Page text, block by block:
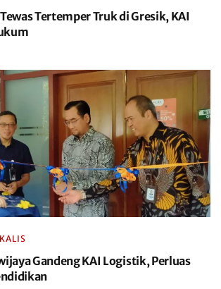
Tertemper Truk di Gresik, KAI
Gandeng KAI Logistik, Perluas